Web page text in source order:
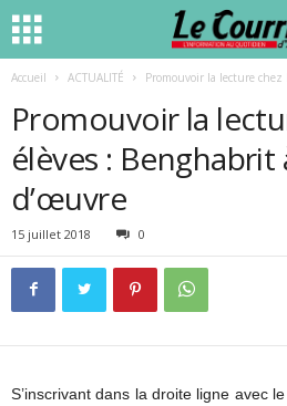
Accueil ACTUALITÉ Promouvoir la lecture
Promouvoir la
élèves : Benghabrit
d’œuvre
15 juillet 2018 0
S’inscrivant dans la droite ligne avec